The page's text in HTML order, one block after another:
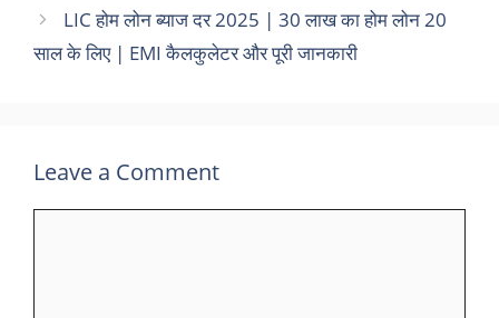
LIC होम लोन ब्याज दर 2025 | 30 लाख का होम लोन 20
साल के लिए | EMI कैलकुलेटर और पूरी जानकारी
Leave a Comment